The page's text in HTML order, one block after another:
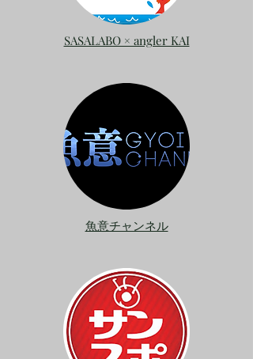
SASALABO × angler KAI
魚意チャンネル